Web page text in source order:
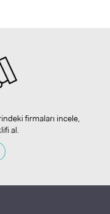
firmaları incele,
al.